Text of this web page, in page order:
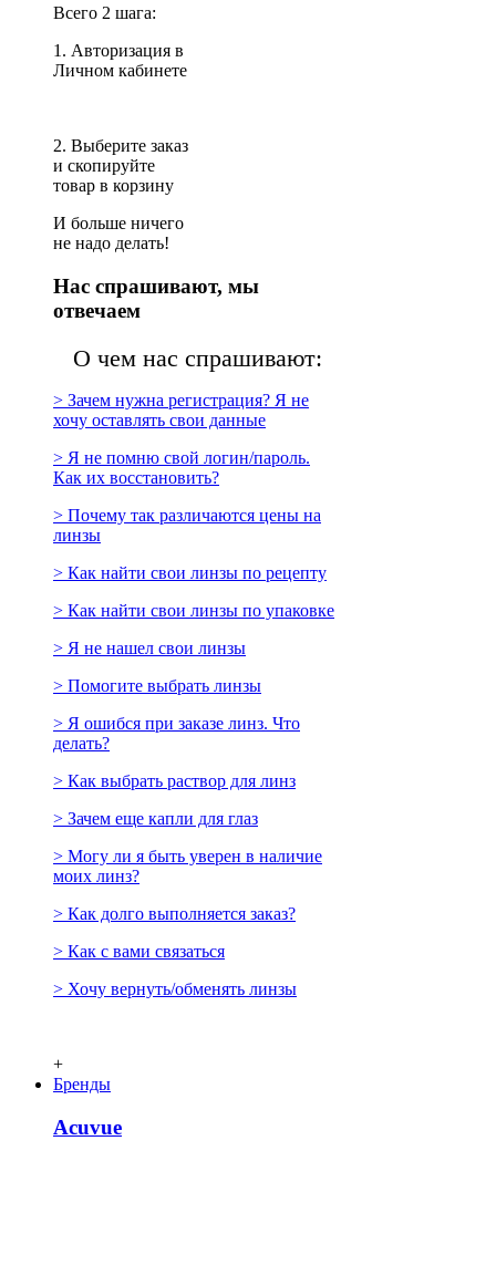
Всего 2 шага:
1. Авторизация в
Личном кабинете
2. Выберите заказ
и скопируйте
товар в корзину
И больше ничего
не надо делать!
Нас спрашивают, мы
отвечаем
О чем нас спрашивают:
> Зачем нужна регистрация? Я не
хочу оставлять свои данные
> Я не помню свой логин/пароль.
Как их восстановить?
> Почему так различаются цены на
линзы
> Как найти свои линзы по рецепту
> Как найти свои линзы по упаковке
> Я не нашел свои линзы
> Помогите выбрать линзы
> Я ошибся при заказе линз. Что
делать?
> Как выбрать раствор для линз
> Зачем еще капли для глаз
> Могу ли я быть уверен в наличие
моих линз?
> Как долго выполняется заказ?
> Как с вами связаться
> Хочу вернуть/обменять линзы
+
Бренды
Acuvue